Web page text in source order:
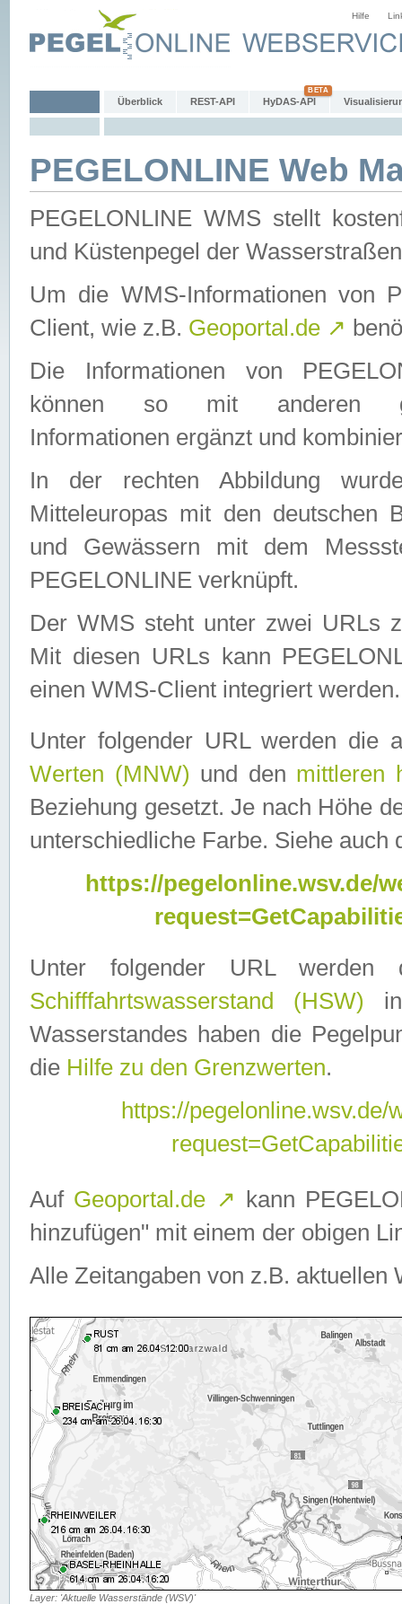
Hilfe
Überblick REST-API HyDAS-API
PEGELONLINE Web
PEGELONLINE WMS stellt
und Küstenpegel der
Um die WMS-Informationen von
Client, wie z.B. Geoportal.de ↗
Die Informationen von
können so mit anderen
Informationen ergänzt und
In der rechten Abbildung
Mitteleuropas mit den deutschen
und Gewässern mit dem
PEGELONLINE verknüpft.
Der WMS steht unter zwei URLs
Mit diesen URLs kann
einen WMS-Client integriert werden.
Unter folgender URL werden die
Werten (MNW) und den mittleren
Beziehung gesetzt. Je nach Höhe
unterschiedliche Farbe. Siehe auch
https://pegelonline.wsv.de/
Unter folgender URL
Schifffahrtswasserstand (HSW)
Wasserstandes haben die
die Hilfe zu den Grenzwerten.
https://
Auf Geoportal.de ↗ kann
hinzufügen" mit einem der obigen
Alle Zeitangaben von z.B. aktuellen
Layer: 'Aktuelle Wasserstände (WSV)'